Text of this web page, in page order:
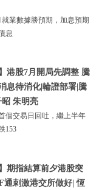
業數據勝預期，加息預期
息
港股7月開局先調整 騰
息待消化|輪證部署|騰
朱明亮
個交易日回吐，繼上半年
153
期指結算前夕港股突
通刺激港交所做好| 恆